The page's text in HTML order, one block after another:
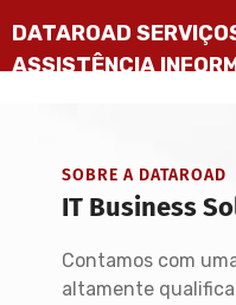
SOBRE A DATAROAD
IT Business
Contamos com
altamente